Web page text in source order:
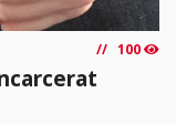
100